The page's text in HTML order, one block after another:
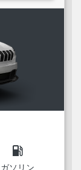
local_gas_station
ガソリン